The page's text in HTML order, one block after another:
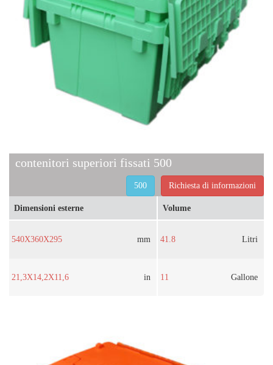
contenitori superiori fissati 500
Richiesta di informazioni
500
Dimensioni esterne
540X360X295 mm
21,3X14,2X11,6 in
Volume
41.8 Litri
11 Gallone